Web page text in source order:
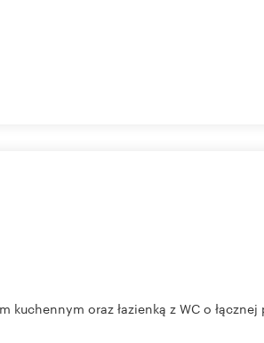
kuchennym oraz łazienką z WC o